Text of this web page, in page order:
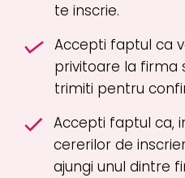
te inscrie.
Accepti faptul ca
privitoare la firma
trimiti pentru
Accepti faptul ca,
cererilor de
ajungi unul dintre